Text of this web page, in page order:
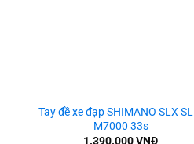
Tay đề xe đạp SHIMANO SLX
M7000 33s